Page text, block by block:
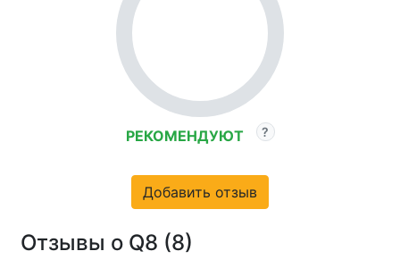
РЕКОМЕНДУЮТ
Добавить отзыв
Отзывы о Q8 (8)